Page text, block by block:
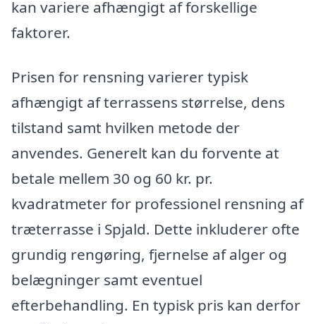
kan variere afhængigt af forskellige
faktorer.
Prisen for rensning varierer typisk
afhængigt af terrassens størrelse, dens
tilstand samt hvilken metode der
anvendes. Generelt kan du forvente at
betale mellem 30 og 60 kr. pr.
kvadratmeter for professionel rensning af
træterrasse i Spjald. Dette inkluderer ofte
grundig rengøring, fjernelse af alger og
belægninger samt eventuel
efterbehandling. En typisk pris kan derfor